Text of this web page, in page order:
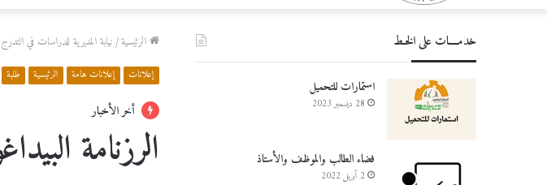
المديرية
الرئيسية/نيابة المديرية للدراسات في
إعلانات إعلانات هامة الرئيسية طلبة
أخر الأخبار
الرزنامة
خدمــــات على الخـط
استمارات للتحميل
28 ديسمبر 2023
فضاء الطالب والموظف والأستاذ
2 أبريل 2022